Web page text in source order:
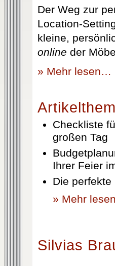
Der Weg zur
Location-
kleine,
online der
» Mehr lesen…
Checkliste
großen Tag
Ihrer Feier
Die
» Mehr
Silvias